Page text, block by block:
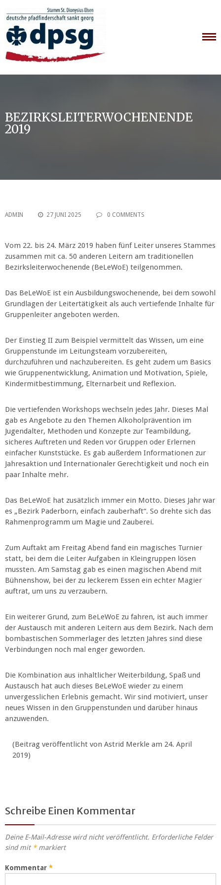
to
content
BEZIRKSLEITERWOCHENENDE
2019
ADMIN 27 JUNI 2025 0 COMMENTS
Vom 22. bis 24. März 2019 haben fünf Leiter unseres Stammes
zusammen mit ca. 50 anderen Leitern am traditionellen
Bezirksleiterwochenende (BeLeWoE) teilgenommen.
Das BeLeWoE ist ein Ausbildungswochenende, bei dem sowohl
Grundlagen der Leitertätigkeit als auch vertiefende Inhalte für
Gruppenleiter angeboten werden.
Der Einstieg II zum Beispiel vermittelt das Wissen, um eine
Gruppenstunde im Leitungsteam vorzubereiten,
durchzuführen und nachzubereiten. Es geht zudem um Basics
wie Gruppenentwicklung, Animation und Motivation, Spiele,
Kindermitbestimmung, Elternarbeit und Reflexion.
Die vertiefenden Workshops wechseln jedes Jahr. Dieses Mal
gab es Angebote zu den Themen Alkoholprävention im
Jugendalter, Methoden und Konzepte zur Teambildung,
sicheres Auftreten und Reden vor Gruppen oder Erlernen
einfacher Kunststücke. Es gab außerdem Informationen zur
Jahresaktion und Internationaler Gerechtigkeit und noch ein
paar Inhalte mehr.
Das BeLeWoE hat zusätzlich immer ein Motto. Dieses Jahr war
es „Bezirk Paderborn, einfach zauberhaft“. So drehte sich das
Rahmenprogramm um Magie und Zauberei.
Zum Auftakt am Freitag Abend fand ein magisches Turnier
statt, bei dem die Leiter Aufgaben in Kleingruppen lösen
mussten. Am Samstag gab es einen magischen Abend mit
Bühnenshow, bei der zu leckerem Essen ein echter Magier
auftrat, um uns zu verzaubern.
Ein weiterer Grund, zum BeLeWoE zu fahren, ist auch immer
der Austausch mit anderen Leitern aus dem Bezirk. Nach dem
bombastischen Sommerlager des letzten Jahres sind diese
Verbindungen noch mal enger geworden.
Die Kombination aus inhaltlicher Weiterbildung, Spaß und
Austausch hat auch dieses BeLeWoE wieder zu einem
unvergesslichen Erlebnis gemacht. Wir sind motiviert, unser
neues Wissen in den Gruppenstunden und darüber hinaus
anzuwenden.
(Beitrag veröffentlicht von Astrid Merkle am 24. April
2019)
Schreibe Einen Kommentar
Deine E-Mail-Adresse wird nicht veröffentlicht. Erforderliche Felder
sind mit *markiert
Kommentar *